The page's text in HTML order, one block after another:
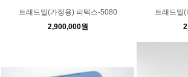
트래드밀(가정용) 피텍스-5080
2,900,000원
트래드밀